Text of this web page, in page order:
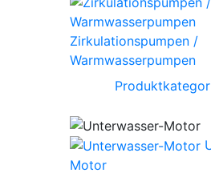
Zirkulationspumpen /
Warmwasserpumpen
Motor